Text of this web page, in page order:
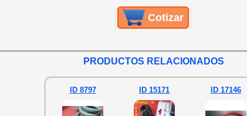
Cotizar
PRODUCTOS RELACIONADOS
ID 8797 ID 15171 ID 17146